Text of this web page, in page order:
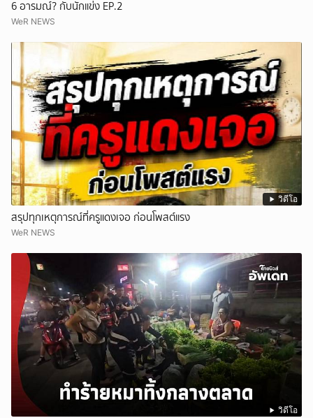
6 อารมณ์? กับนักแข่ง EP.2
WeR NEWS
วิดีโอ
สรุปทุกเหตุการณ์ที่ครูแดงเจอ ก่อนโพสต์แรง
WeR NEWS
วิดีโอ